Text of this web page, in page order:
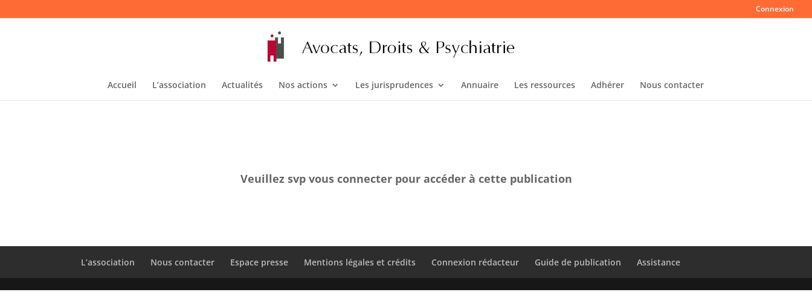
Connexion
Accueil L’association Actualités Nos actions Les jurisprudences Annuaire Les ressources Adhérer Nous contacter
Veuillez svp vous connecter pour accéder à cette publication
L’association Nous contacter Espace presse Mentions légales et crédits Connexion rédacteur Guide de publication Assistance